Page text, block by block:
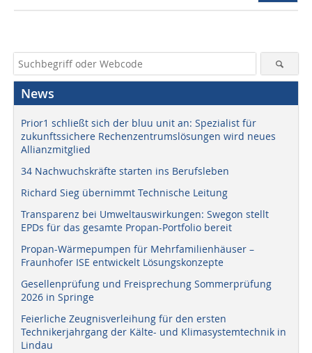
News
Prior1 schließt sich der bluu unit an: Spezialist für
zukunftssichere Rechenzentrumslösungen wird neues
Allianzmitglied
34 Nachwuchskräfte starten ins Berufsleben
Richard Sieg übernimmt Technische Leitung
Transparenz bei Umweltauswirkungen: Swegon stellt
EPDs für das gesamte Propan-Portfolio bereit
Propan-Wärmepumpen für Mehrfamilienhäuser –
Fraunhofer ISE entwickelt Lösungskonzepte
Gesellenprüfung und Freisprechung Sommerprüfung
2026 in Springe
Feierliche Zeugnisverleihung für den ersten
Technikerjahrgang der Kälte- und Klimasystemtechnik in
Lindau